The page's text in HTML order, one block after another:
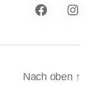
Facebook
Nach oben ↑